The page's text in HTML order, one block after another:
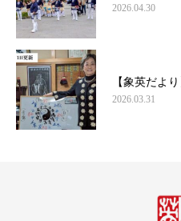
2026.04.30
【象英だよ
2026.03.31